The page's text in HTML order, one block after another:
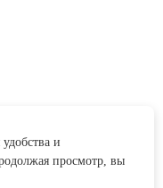
и
просмотр, вы